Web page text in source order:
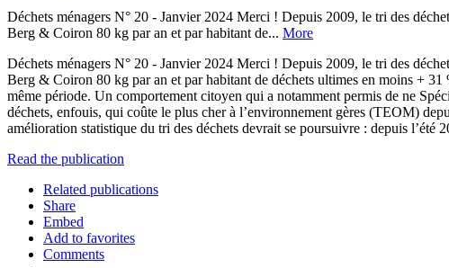
Déchets ménagers N° 20 - Janvier 2024 Merci ! Depuis 2009, le tri des
Berg & Coiron 80 kg par an et par habitant de... More
Déchets ménagers N° 20 - Janvier 2024 Merci ! Depuis 2009, le tri des
Berg & Coiron 80 kg par an et par habitant de déchets ultimes en moins + 31
même période. Un comportement citoyen qui a notamment permis de ne
déchets, enfouis, qui coûte le plus cher à l’environnement gères (TEOM)
amélioration statistique du tri des déchets devrait se poursuivre : depuis
Read the publication
Related publications
Share
Embed
Add to favorites
Comments